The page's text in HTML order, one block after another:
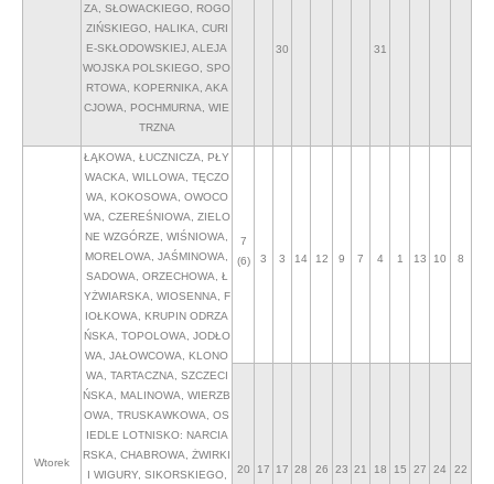
ZA, SŁOWACKIEGO, ROGO
ZIŃSKIEGO, HALIKA, CURI
E-SKŁODOWSKIEJ, ALEJA
WOJSKA POLSKIEGO, SPO
RTOWA, KOPERNIKA, AKA
CJOWA, POCHMURNA, WIE
TRZNA
30 31
Wtorek
ŁĄKOWA, ŁUCZNICZA, PŁY
WACKA, WILLOWA, TĘCZO
WA, KOKOSOWA, OWOCO
WA, CZEREŚNIOWA, ZIELO
NE WZGÓRZE, WIŚNIOWA,
MORELOWA, JAŚMINOWA,
SADOWA, ORZECHOWA, Ł
YŻWIARSKA, WIOSENNA, F
IOŁKOWA, KRUPIN ODRZA
ŃSKA, TOPOLOWA, JODŁO
WA, JAŁOWCOWA, KLONO
WA, TARTACZNA, SZCZECI
ŃSKA, MALINOWA, WIERZB
OWA, TRUSKAWKOWA, OS
IEDLE LOTNISKO: NARCIA
RSKA, CHABROWA, ŻWIRKI
I WIGURY, SIKORSKIEGO,
7
(6)
3 3 14 12 9 7 4 1 13 10 8
20 17 17 28 26 23 21 18 15 27 24 22